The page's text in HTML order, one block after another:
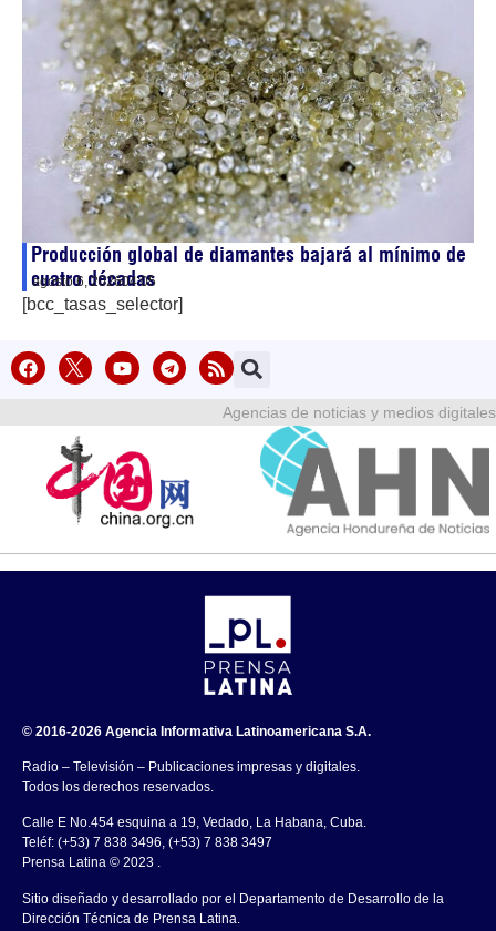
Producción global de diamantes bajará al mínimo de
cuatro décadas
agosto 6, 202604:05
[bcc_tasas_selector]
Agencias de noticias y medios digitales
© 2016-2026 Agencia Informativa Latinoamericana S.A.
Radio – Televisión – Publicaciones impresas y digitales.
Todos los derechos reservados.
Calle E No.454 esquina a 19, Vedado, La Habana, Cuba.
Teléf: (+53) 7 838 3496, (+53) 7 838 3497
Prensa Latina © 2023 .
Sitio diseñado y desarrollado por el Departamento de Desarrollo de la
Dirección Técnica de Prensa Latina.